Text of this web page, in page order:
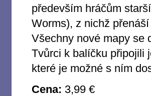
především hráčům
Worms), z nichž
Všechny nové mapy se
Tvůrci k balíčku připojili
které je možné s ním
Cena: 3,99 €